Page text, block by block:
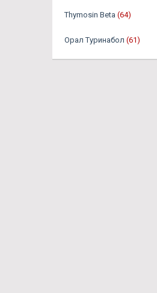
Thymosin Beta (64)
Орал Туринабол (61)